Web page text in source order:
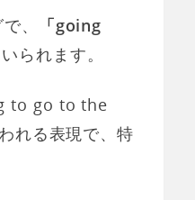
、
「going
られます。
to go to the
れる表現で、特